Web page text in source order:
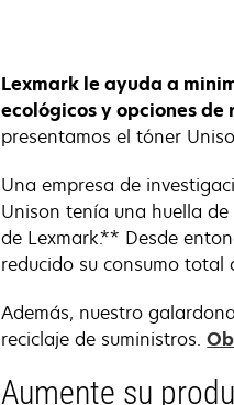
Lexmark le ayuda a
ecológicos y opciones de
presentamos el tóner
Una empresa de
Unison tenía una huella
de Lexmark.** Desde
reducido su consumo total
Además, nuestro
reciclaje de suministros.
Aumente su